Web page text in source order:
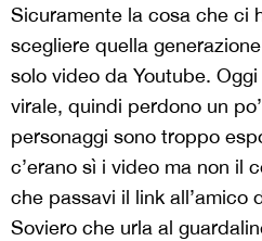
Sicuramente la cosa che ci
scegliere quella
solo video da Youtube.
virale, quindi perdono un
personaggi sono troppo
c’erano sì i video ma non il
che passavi il link all’amico
Soviero che urla al